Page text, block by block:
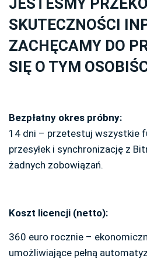
JESTEŚMY
SKUTECZNOŚCI
ZACHĘCAMY DO
SIĘ O TYM
Bezpłatny okres próbny:
14 dni – przetestuj wszystkie
przesyłek i synchronizację z
żadnych zobowiązań.
Koszt licencji (netto):
360 euro rocznie –
umożliwiające pełną